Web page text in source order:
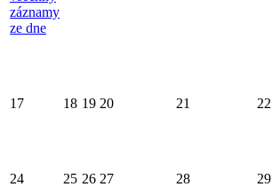
záznamy
ze dne
17 18 19 20 21 22
24
25 26 27 28 29